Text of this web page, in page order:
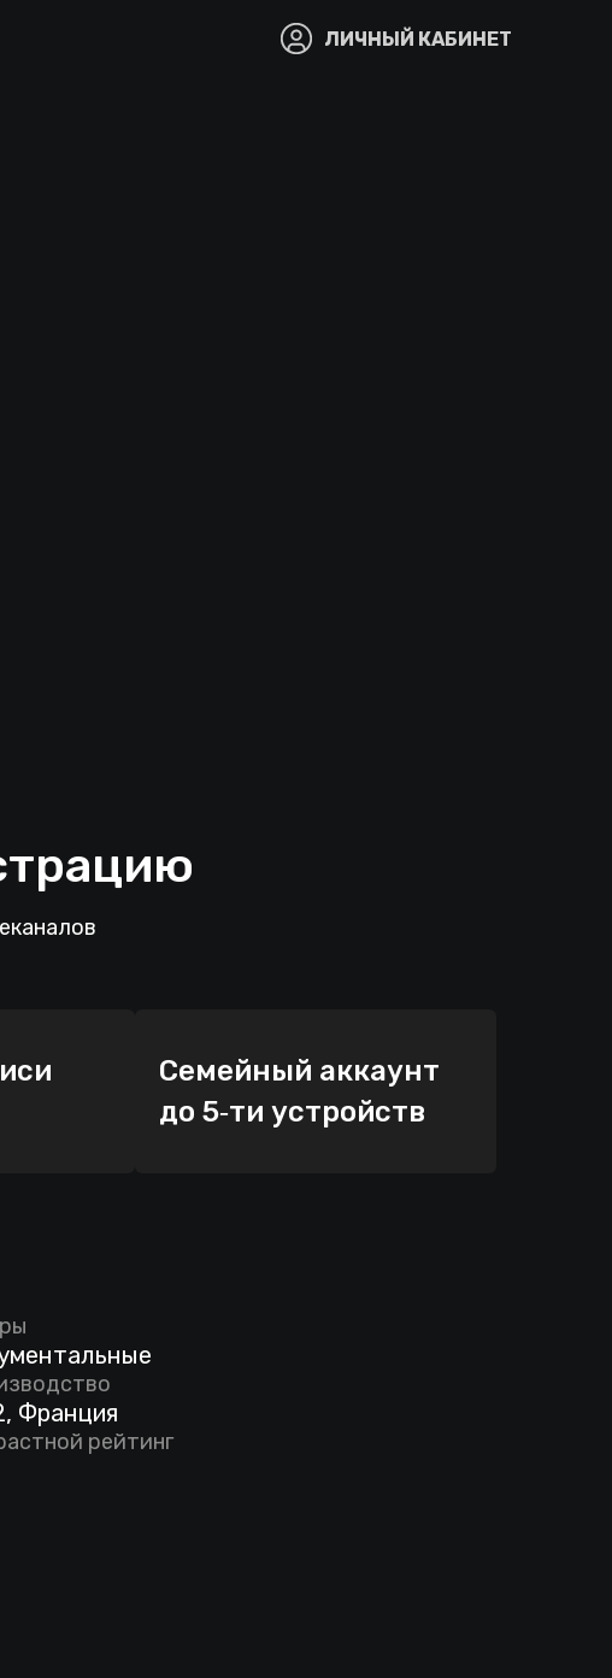
ЛИЧНЫЙ КАБИНЕТ
Семейный аккаунт
до 5‑ти устройств
Франция
рейтинг